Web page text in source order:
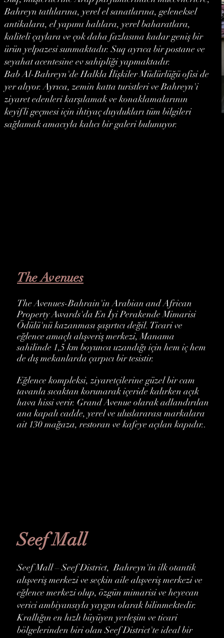
Bahreyn tatlılarına, yerel el sanatlarına, geleneksel
antikalara, el yapımı halılara, yerel baharatlara,
kaliteli çaylara ve çok daha fazlasına kadar geniş bir
ürün yelpazesi sunmaktadır. Suq ayrıca bir postane ve
seyahat acentesine ev sahipliği yapmaktadır.
Bab Al-Bahreyn'de Halkla İlişkiler Müdürlüğü ofisi de
yer alıyor. Ayrıca, zemin katta turistleri ve Bahreyn'i
ziyaret edenleri karşılamak ve konaklamalarının
keyifli geçmesi için ihtiyaç duydukları tüm bilgileri
sağlamak amacıyla kalıcı bir galeri bulunuyor.
The Avenues
The Avenues-Bahrain'in Arabian and African
Property Awards'da En İyi Perakende Mimarisi
Ödülü'nü kazanması şaşırtıcı değil. Ticari ve
eğlence amaçlı alışveriş merkezi, Manama
sahilinde 1,5 km boyunca uzandığı için hem iç hem
de dış mekanlarda çarpıcı bir tesistir.
Eğlence kompleksi, ziyaretçilerine güzel bir cam
tavanla sıcaktan korunarak içeride kalırken açık
hava hissi verir. Grand Avenue olarak adlandırılan
ana kapalı cadde, yerel ve uluslararası markalara
ait 130 mağaza, restoran ve kafeye açılan kapıdır..
Seef Mall
Seef Mall – Seef District, Bahreyn'in ilk otantik
alışveriş merkezi ve seçkin aile alışveriş merkezi ve
eğlence merkezi olup, özgün mimarisi ve heyecan
verici ambiyansıyla yaygın olarak bilinmektedir.
Krallığın en hızlı büyüyen yerleşim ve ticari
bölgelerinden biri olan Seef District'te ideal bir